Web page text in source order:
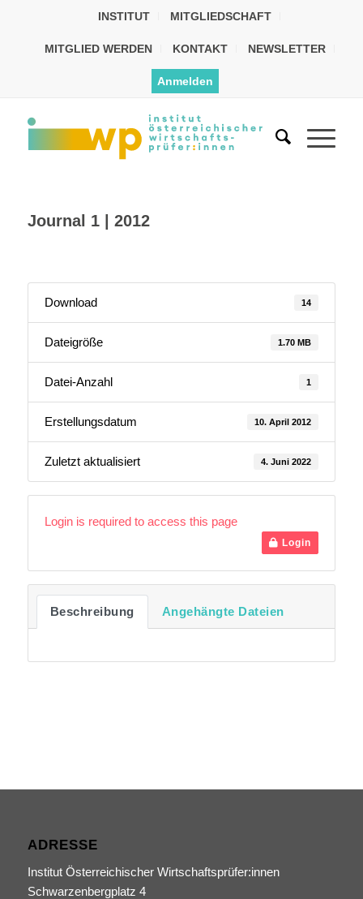
INSTITUT MITGLIEDSCHAFT
MITGLIED WERDEN KONTAKT NEWSLETTER
Anmelden
Journal 1 | 2012
Download 14
Dateigröße 1.70 MB
Datei-Anzahl 1
Erstellungsdatum 10. April 2012
Zuletzt aktualisiert 4. Juni 2022
Login is required to access this page
Login
Beschreibung Angehängte Dateien
ADRESSE
Institut Österreichischer Wirtschaftsprüfer:innen
Schwarzenbergplatz 4